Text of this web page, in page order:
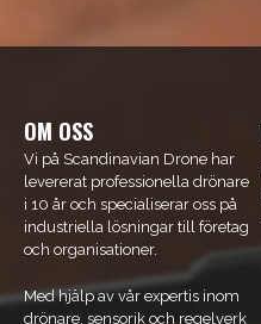
OM OSS
Vi på Scandinavian Drone har
levererat professionella drönare
i 10 år och specialiserar oss på
industriella lösningar till företag
och organisationer.
Med hjälp av vår expertis inom
drönare, sensorik och regelverk